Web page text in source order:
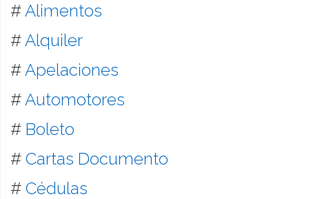
#Alimentos
#Alquiler
#Apelaciones
#Automotores
# Boleto
# Cartas Documento
# Cédulas